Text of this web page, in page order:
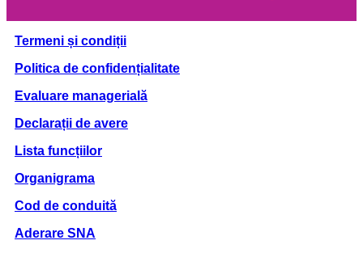
Termeni și condiții
Politica de confidențialitate
Evaluare managerială
Declarații de avere
Lista funcțiilor
Organigrama
Cod de conduită
Aderare SNA